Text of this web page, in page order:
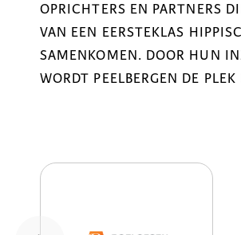
OPRICHTERS EN PARTNERS
VAN EEN EERSTEKLAS
SAMENKOMEN. DOOR HUN
WORDT PEELBERGEN DE